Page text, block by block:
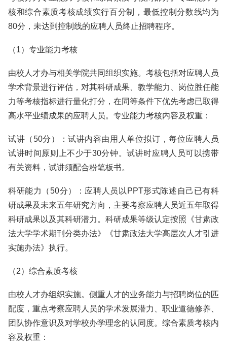
核和综合素质考核成绩实行百分制，最低控制分数线均为
80分，未达到控制线的应聘人员终止招聘程序。
（1）专业能力考核
由校人才办与相关学院共同组织实施。考核包括对应聘人员
学术背景进行评估，对其科研成果、教学能力、岗位胜任能
力等考核指标进行量化打分，在同等条件下优先考虑已取得
高水平业绩成果的应聘人员。专业能力考核内容及权重：
试讲（50分）：试讲内容由用人单位拟订，每位应聘人员
试讲时间原则上不少于30分钟。试讲时应聘人员可以携带
有关资料，试讲须配合粉笔板书。
科研能力（50分）：应聘人员以PPT形式陈述自己已有科
研成果及未来五年研究方向，主要考察应聘人员近五年取得
科研成果以及其科研潜力。科研成果等级认定按照《甘肃政
法大学学术期刊分类办法》《甘肃政法大学高层次人才引进
实施办法》执行。
（2）综合素质考核
由校人才办组织实施。侧重人才的业务能力与招聘岗位的匹
配度，重点考察应聘人员的学术发展潜力、职业道德修养、
团队协作意识及对学校办学理念的认同度。综合素质考核内
容及权重：